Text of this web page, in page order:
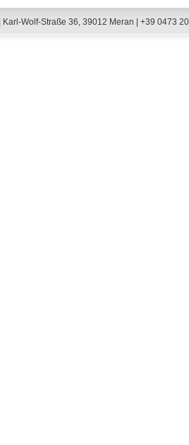
Karl-Wolf-Straße 36, 39012 Meran | +39 0473